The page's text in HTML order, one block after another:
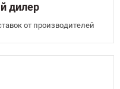
дилер
от производителей